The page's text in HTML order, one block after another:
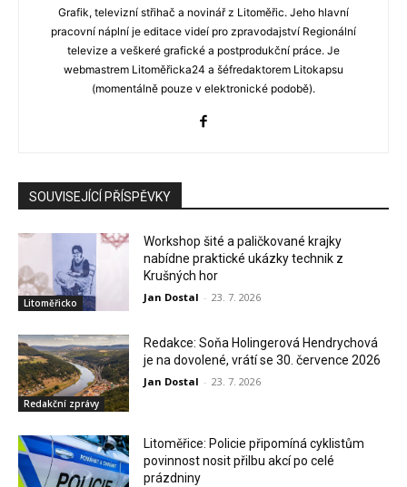
Grafik, televizní střihač a novinář z Litoměřic. Jeho hlavní
pracovní náplní je editace videí pro zpravodajství Regionální
televize a veškeré grafické a postprodukční práce. Je
webmastrem Litoměřicka24 a šéfredaktorem Litokapsu
(momentálně pouze v elektronické podobě).
SOUVISEJÍCÍ PŘÍSPĚVKY
Litoměřicko
Workshop šité a paličkované krajky
nabídne praktické ukázky technik z
Krušných hor
Jan Dostal - 23. 7. 2026
Redakční zprávy
Redakce: Soňa Holingerová Hendrychová
je na dovolené, vrátí se 30. července 2026
Jan Dostal - 23. 7. 2026
Litoměřice: Policie připomíná cyklistům
povinnost nosit přilbu akcí po celé
prázdniny